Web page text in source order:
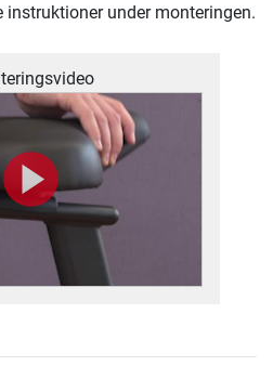
instruktioner under monteringen.